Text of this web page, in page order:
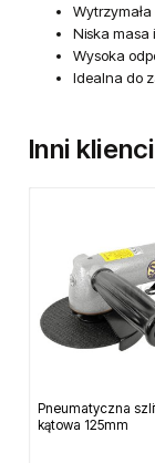
Niska masa
Wysoka
Idealna do
Inni
Pneumatyczna
kątowa 125mm